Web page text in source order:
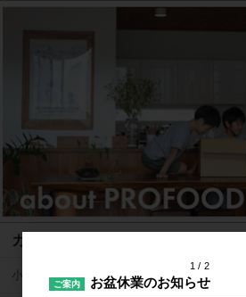
カテゴリ
小麦粉
1 2
ご案内 お盆休業のお知らせ